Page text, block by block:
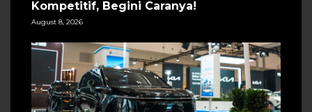
Kompetitif, Begini Caranya!
August 8, 2026